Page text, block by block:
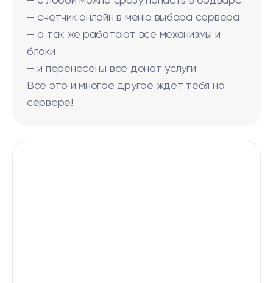
— счетчик онлайн в меню выбора сервера
— а так же работают все механизмы и
блоки
— и перенесены все донат услуги
Все это и многое другое ждёт тебя на
сервере!